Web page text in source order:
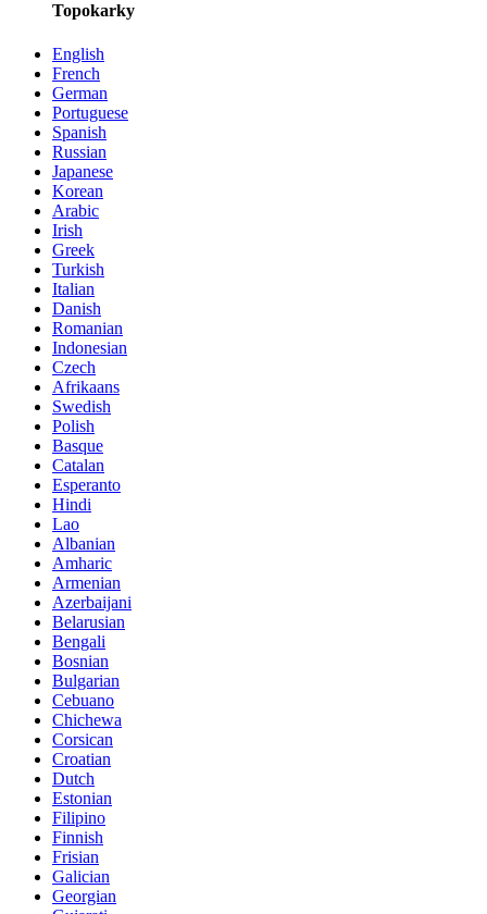
Topokarky
English
French
German
Portuguese
Spanish
Russian
Japanese
Korean
Arabic
Irish
Greek
Turkish
Italian
Danish
Romanian
Indonesian
Czech
Afrikaans
Swedish
Polish
Basque
Catalan
Esperanto
Hindi
Lao
Albanian
Amharic
Armenian
Azerbaijani
Belarusian
Bengali
Bosnian
Bulgarian
Cebuano
Chichewa
Corsican
Croatian
Dutch
Estonian
Filipino
Finnish
Frisian
Galician
Georgian